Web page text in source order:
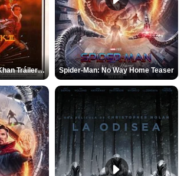
Star Trek II: la ira de Khan Tráiler VO Spider-Man: No Way Home Teaser